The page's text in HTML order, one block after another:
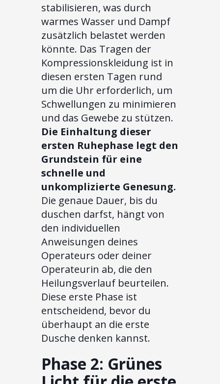
stabilisieren, was durch
warmes Wasser und Dampf
zusätzlich belastet werden
könnte. Das Tragen der
Kompressionskleidung ist in
diesen ersten Tagen rund
um die Uhr erforderlich, um
Schwellungen zu minimieren
und das Gewebe zu stützen.
Die Einhaltung dieser
ersten Ruhephase legt den
Grundstein für eine
schnelle und
unkomplizierte Genesung.
Die genaue Dauer, bis du
duschen darfst, hängt von
den individuellen
Anweisungen deines
Operateurs oder deiner
Operateurin ab, die den
Heilungsverlauf beurteilen.
Diese erste Phase ist
entscheidend, bevor du
überhaupt an die erste
Dusche denken kannst.
Phase 2: Grünes